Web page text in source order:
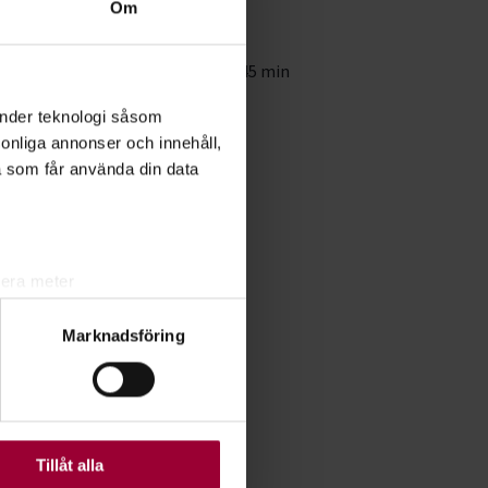
Om
teknologi såsom
annonser och innehåll,
får använda din data
. Du kan ändra
Vissa kakor är
Marknadsföring
Tillåt alla
4 studietimmar à 45 min